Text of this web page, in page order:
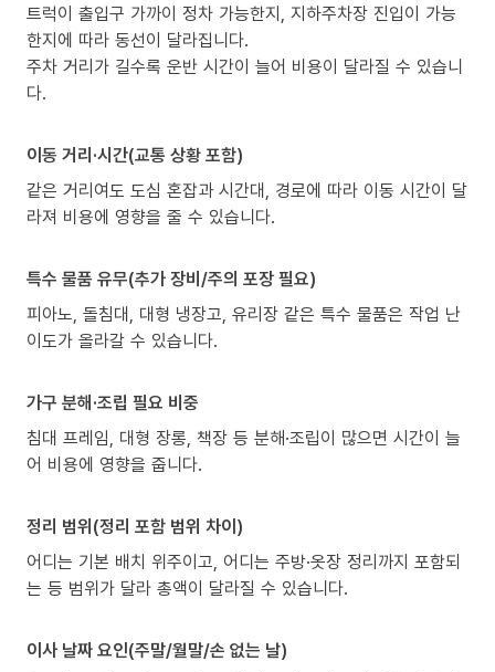
트럭이 출입구 가까이 정차 가능한지, 지하주차장 진입이 가능
한지에 따라 동선이 달라집니다.
주차 거리가 길수록 운반 시간이 늘어 비용이 달라질 수 있습니
다.
이동 거리·시간(교통 상황 포함)
같은 거리여도 도심 혼잡과 시간대, 경로에 따라 이동 시간이 달
라져 비용에 영향을 줄 수 있습니다.
특수 물품 유무(추가 장비/주의 포장 필요)
피아노, 돌침대, 대형 냉장고, 유리장 같은 특수 물품은 작업 난
이도가 올라갈 수 있습니다.
가구 분해·조립 필요 비중
침대 프레임, 대형 장롱, 책장 등 분해·조립이 많으면 시간이 늘
어 비용에 영향을 줍니다.
정리 범위(정리 포함 범위 차이)
어디는 기본 배치 위주이고, 어디는 주방·옷장 정리까지 포함되
는 등 범위가 달라 총액이 달라질 수 있습니다.
이사 날짜 요인(주말/월말/손 없는 날)